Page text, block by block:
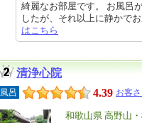
綺麗なお部屋です。 お風呂
したが、それ以上に静かで
はこちら
清浄心院
風呂 4.39 お客
エ
和歌山県 高野山